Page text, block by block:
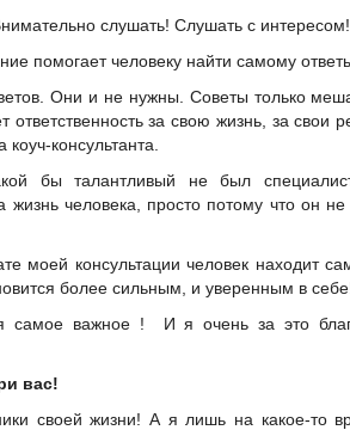
слушать! Слушать с интересом!
помогает человеку найти самому
Они и не нужны. Советы только
ответственность за свою жизнь, за свои
коуч-консультанта.
бы талантливый не был
жизнь человека, просто потому что он
моей консультации человек находит
более сильным, и уверенным в
самое важное ! И я очень за это
вас!
своей жизни! А я лишь на какое-то